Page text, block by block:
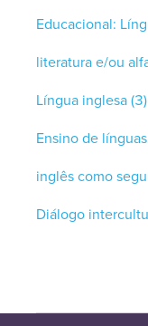
Educacional:
literatura e/ou
Língua inglesa(3)
Ensino de
Diálogo